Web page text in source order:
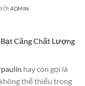
BỞI ADMIN
Căng Chất Lượng
hay còn gọi là
thể thiếu trong